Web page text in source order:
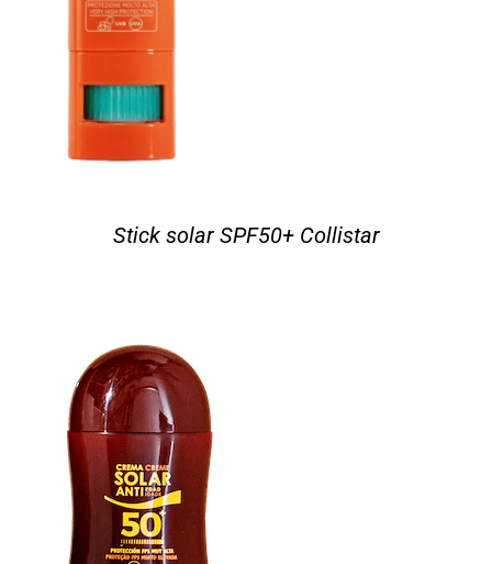
Stick solar SPF50+ Collistar